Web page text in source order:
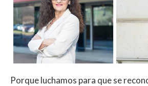
Porque luchamos para que se